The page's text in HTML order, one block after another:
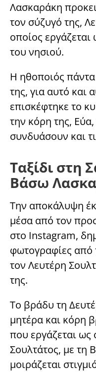
Λασκαράκη
τον σύζυγό της,
οποίος εργάζεται
του νησιού.
Η ηθοποιός
της, για αυτό και
επισκέφτηκε το
την κόρη της,
συνδυάσουν και
Ταξίδι στη
Βάσω
Την αποκάλυψη
μέσα από τον
στο Instagram,
φωτογραφίες από
τον Λευτέρη
της.
Το βράδυ τη
μητέρα και κόρη
που εργάζεται ως
Σουλτάτος, με τη
μοιράζεται